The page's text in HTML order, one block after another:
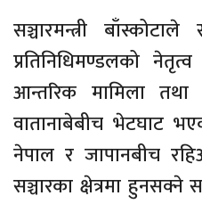
सञ्चारमन्त्री
प्रतिनिधिमण्डलको
आन्तरिक मामिला तथा
वातानाबेबीच भेटघाट
नेपाल र जापानबीच
सञ्चारका क्षेत्रमा